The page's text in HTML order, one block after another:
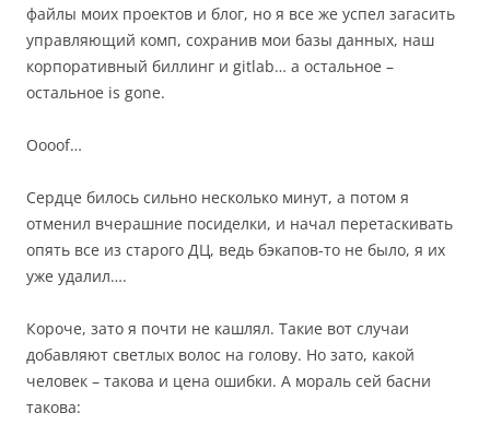
файлы моих проектов и блог, но я все же успел загасить
управляющий комп, сохранив мои базы данных, наш
корпоративный биллинг и gitlab… а остальное –
остальное is gone.
Oooof…
Сердце билось сильно несколько минут, а потом я
отменил вчерашние посиделки, и начал перетаскивать
опять все из старого ДЦ, ведь бэкапов-то не было, я их
уже удалил….
Короче, зато я почти не кашлял. Такие вот случаи
добавляют светлых волос на голову. Но зато, какой
человек – такова и цена ошибки. А мораль сей басни
такова: